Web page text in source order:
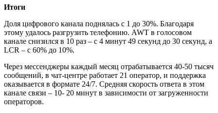
Итоги
Доля цифрового канала поднялась с 1 до 30%. Благодаря
этому удалось разгрузить телефонию. AWT в голосовом
канале снизился в 10 раз – с 4 минут 49 секунд до 30 секунд, а
LCR – с 60% до 10%.
Через мессенджеры каждый месяц отрабатывается 40-50 тысяч
сообщений, в чат-центре работает 21 оператор, и поддержка
оказывается в формате 24/7. Средняя скорость ответа в этом
канале связи – 10- 20 минут в зависимости от загруженности
операторов.